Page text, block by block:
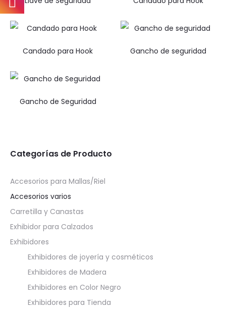
Candado para Hook Gancho de seguridad
Gancho de Seguridad
Categorías de Producto
Accesorios para Mallas/Riel
Accesorios varios
Carretilla y Canastas
Exhibidor para Calzados
Exhibidores
Exhibidores de joyería y cosméticos
Exhibidores de Madera
Exhibidores en Color Negro
Exhibidores para Tienda